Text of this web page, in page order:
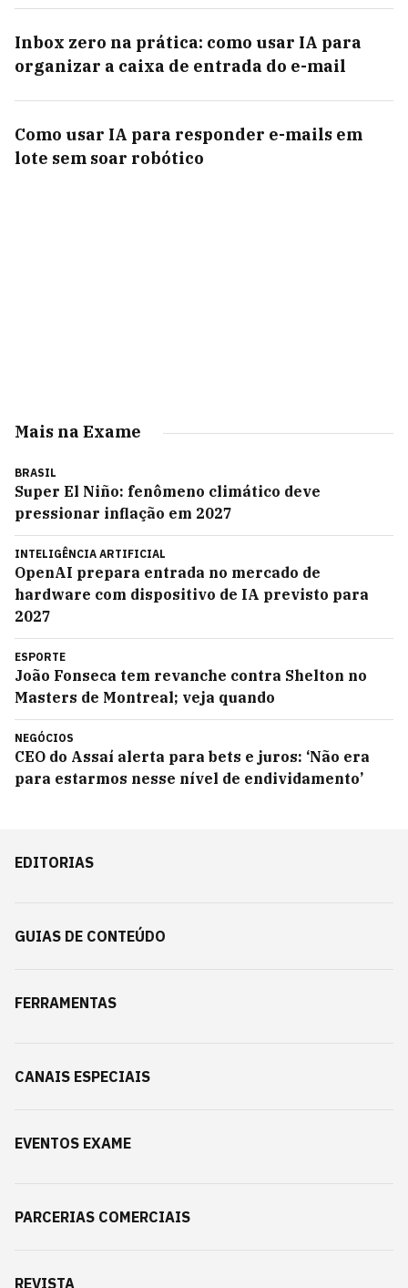
Inbox zero na prática: como usar IA para
organizar a caixa de entrada do e-mail
Como usar IA para responder e-mails em
lote sem soar robótico
Mais na Exame
BRASIL
Super El Niño: fenômeno climático deve
pressionar inflação em 2027
INTELIGÊNCIA ARTIFICIAL
OpenAI prepara entrada no mercado de
hardware com dispositivo de IA previsto para
2027
ESPORTE
João Fonseca tem revanche contra Shelton no
Masters de Montreal; veja quando
NEGÓCIOS
CEO do Assaí alerta para bets e juros: ‘Não era
para estarmos nesse nível de endividamento’
EDITORIAS
GUIAS DE CONTEÚDO
FERRAMENTAS
CANAIS ESPECIAIS
EVENTOS EXAME
PARCERIAS COMERCIAIS
REVISTA